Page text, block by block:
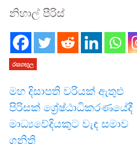
නිහාල් පීරිස්
රසගඟුල
මහ දිසාපති වරියක් ඇතුළු
පිරිසක් ශ්‍රේෂ්ඨාධිකරණයේදී
මාධ්‍යවේදියකුට වැඳ සමාව
ගනිති